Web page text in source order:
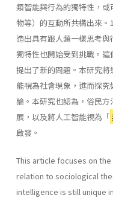
類智能與行為的獨特性，
物等）的互動所共構出來
造出具有跟人類一樣思考
獨特性也開始受到挑戰。
提出了新的問題。本研究
能視為社會現象，進而探
論。本研究也認為，俗民
展，以及將人工智能視為「
啟發。
This article focuses on
relation to sociological
intelligence is still unique